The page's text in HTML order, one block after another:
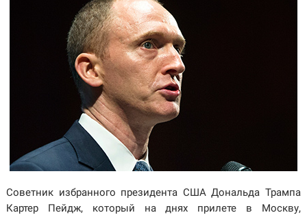
Советник избранного президента США Дональда Трампа
Картер Пейдж, который на днях прилете в Москву,